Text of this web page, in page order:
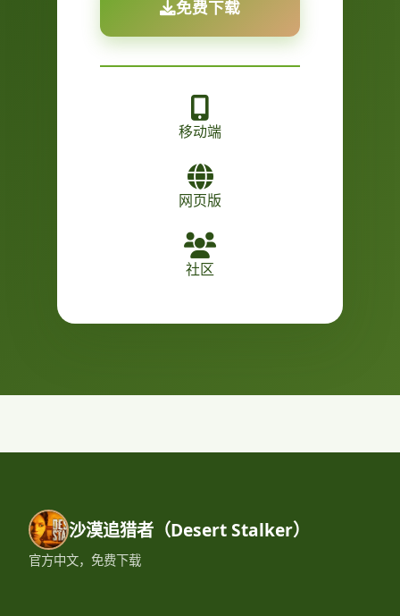
免费下载
移动端
网页版
社区
沙漠追猎者（Desert Stalker）
官方中文，免费下载